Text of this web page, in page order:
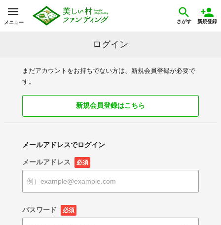
メニュー さがす 新規登録
ログイン
まだアカウントをお持ちでない方は、新規会員登録が必要で
す。
新規会員登録はこちら
メールアドレスでログイン
メールアドレス 必須
パスワード 必須